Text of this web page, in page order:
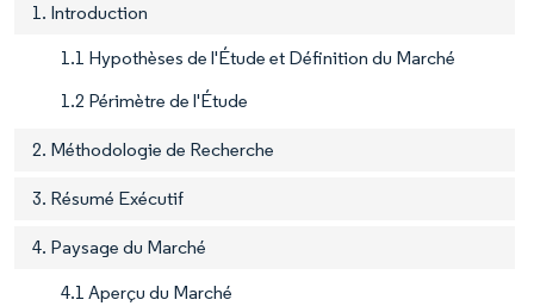
1. Introduction
1.1 Hypothèses de l'Étude et Définition du Marché
1.2 Périmètre de l'Étude
2. Méthodologie de Recherche
3. Résumé Exécutif
4. Paysage du Marché
4.1 Aperçu du Marché